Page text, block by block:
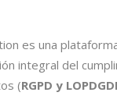
es una
integral del
(RGPD y